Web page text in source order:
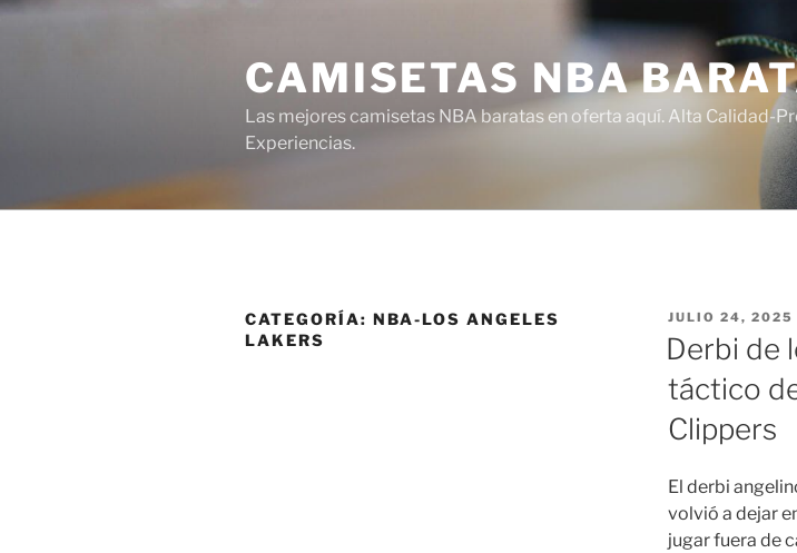
Saltar
CAMISETAS NBA
Las mejores camisetas NBA baratas en oferta aquí. Alta Calidad-
Experiencias.
CATEGORÍA: NBA-LOS ANGELES
LAKERS
PUBLICADO
EL
JULIO 24, 2025
Derbi de
táctico
Clippers
El derbi
volvió a dejar
jugar fuera de